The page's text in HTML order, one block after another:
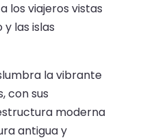
los viajeros vistas
las islas
la vibrante
con sus
moderna
antigua y